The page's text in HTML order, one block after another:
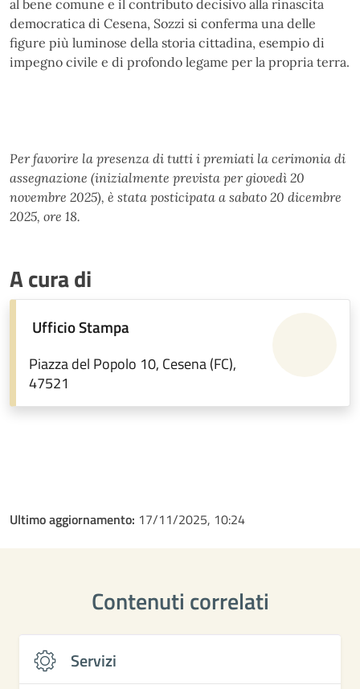
al bene comune e il contributo decisivo alla rinascita
democratica di Cesena, Sozzi si conferma una delle
figure più luminose della storia cittadina, esempio di
impegno civile e di profondo legame per la propria terra.
Per favorire la presenza di tutti i premiati la cerimonia di
assegnazione (inizialmente prevista per giovedì 20
novembre 2025), è stata posticipata a sabato 20 dicembre
2025, ore 18.
A cura di
Ufficio Stampa
Piazza del Popolo 10, Cesena (FC),
47521
Ultimo aggiornamento: 17/11/2025, 10:24
Contenuti correlati
Servizi